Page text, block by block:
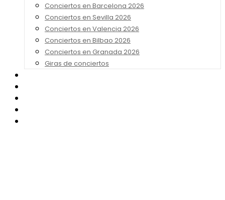
Conciertos en Barcelona 2026
Conciertos en Sevilla 2026
Conciertos en Valencia 2026
Conciertos en Bilbao 2026
Conciertos en Granada 2026
Giras de conciertos